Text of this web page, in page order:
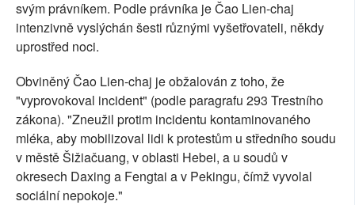
svým právníkem. Podle právníka je Čao Lien-chaj
intenzivně vyslýchán šesti různými vyšetřovateli, někdy
uprostřed noci.
Obviněný Čao Lien-chaj je obžalován z toho, že
"vyprovokoval incident" (podle paragrafu 293 Trestního
zákona). "Zneužil protim incidentu kontaminovaného
mléka, aby mobilizoval lidi k protestům u středního soudu
v městě Šižiačuang, v oblasti Hebei, a u soudů v
okresech Daxing a Fengtai a v Pekingu, čímž vyvolal
sociální nepokoje."